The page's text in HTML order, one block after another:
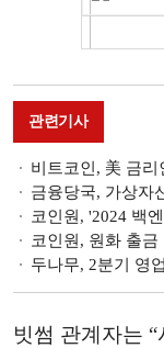
관련기사
비트코인, 美 금리인하 기대
금융당국, 가상자산거래
코인원, '2024 백엔드 개
코인원, 원화 출금 수수
두나무, 2분기 영업이익
빗썸 관계자는